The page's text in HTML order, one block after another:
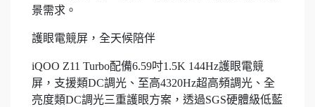
景需求。
護眼電競屏，全天候陪伴
iQOO Z11 Turbo配備6.59吋1.5K 144Hz護眼電競
屏，支援類DC調光、至高4320Hz超高頻調光、全
亮度類DC調光三重護眼方案，透過SGS硬體級低藍